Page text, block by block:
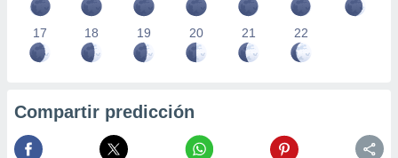
17 18 19 20 21 22
Compartir predicción